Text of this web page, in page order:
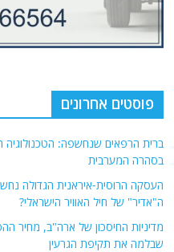
פוסטים אחרונים
ברית הרפאים שנחשפה: הטכנולוגיה
בסהרה המערבית
ה"אדיר" של חיל האוויר הישראלי?
מדיניות החיסכון של ארה"ב, מחיר
שבלמה את תקיפת הגרעין